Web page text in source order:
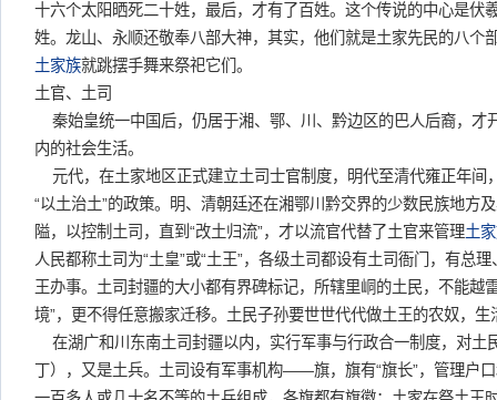
十六个太阳晒死二十姓，最后，才有了百姓。这个传说的中心是伏
姓。龙山、永顺还敬奉八部大神，其实，他们就是土家先民的八个
土家族就跳摆手舞来祭祀它们。
土官、土司
秦始皇统一中国后，仍居于湘、鄂、川、黔边区的巴人后裔，才
内的社会生活。
元代，在土家地区正式建立土司士官制度，明代至清代雍正年间
“以土治土”的政策。明、清朝廷还在湘鄂川黔交界的少数民族地方
隘，以控制土司，直到“改土归流”，才以流官代替了土官来管理土
人民都称土司为“土皇”或“土王”，各级土司都设有土司衙门，有总
王办事。土司封疆的大小都有界碑标记，所辖里峒的土民，不能越
境”，更不得任意搬家迁移。土民子孙要世世代代做土王的农奴，生
在湖广和川东南土司封疆以内，实行军事与行政合一制度，对土
丁），又是土兵。土司设有军事机构——旗，旗有“旗长”，管理户